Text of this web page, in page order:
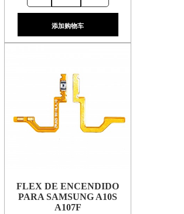
添加购物车
FLEX DE ENCENDIDO
PARA SAMSUNG A10S
A107F